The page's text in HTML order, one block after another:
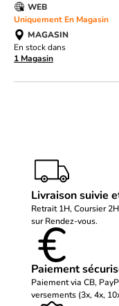
WEB
Uniquement En Magasin
MAGASIN
En stock dans
1 Magasin
Livraison suivie
Retrait 1H, Coursier
sur Rendez-vous.
Paiement
Paiement via CB,
versements (3x, 4x,